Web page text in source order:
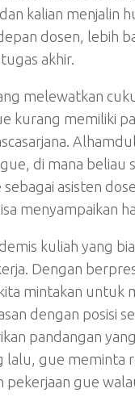
kalian menjalin
dosen, lebih
akhir.
melewatkan
kurang memiliki
di mana
asisten
menyampaikan
kuliah yang
Dengan
mintakan
dengan posisi
pandangan
gue meminta
gue